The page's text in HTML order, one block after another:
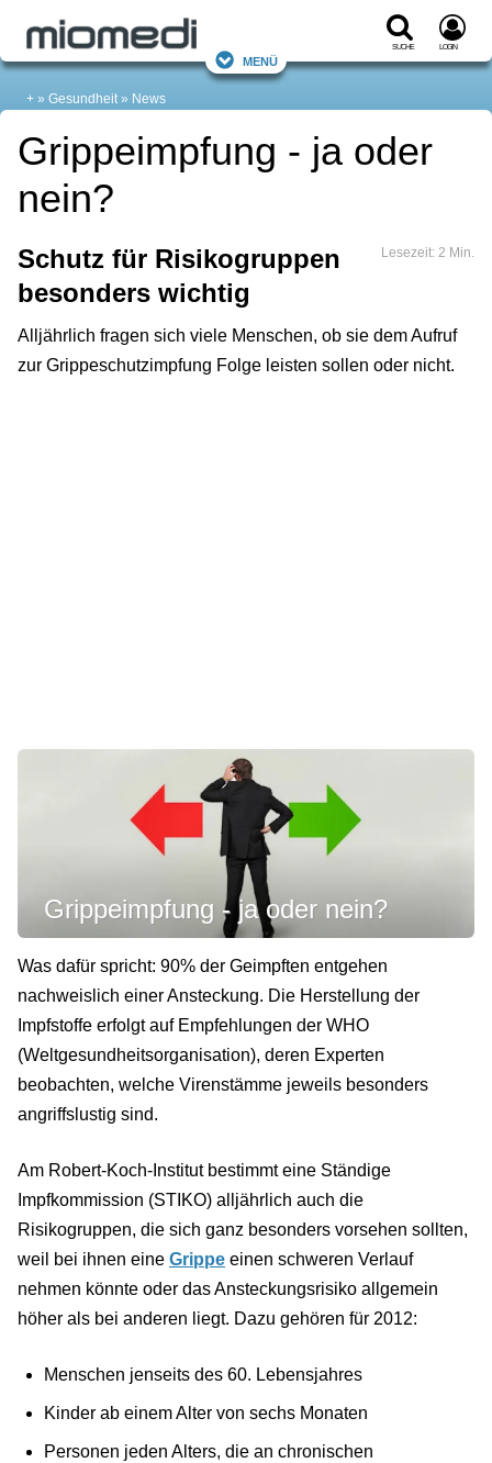
Suche Login
Menü
+ Gesundheit News
Grippeimpfung - ja oder
nein?
Lesezeit: 2 Min.
Schutz für Risikogruppen
besonders wichtig
Alljährlich fragen sich viele Menschen, ob sie dem Aufruf
zur Grippeschutzimpfung Folge leisten sollen oder nicht.
Grippeimpfung - ja oder nein?
Was dafür spricht: 90% der Geimpften entgehen
nachweislich einer Ansteckung. Die Herstellung der
Impfstoffe erfolgt auf Empfehlungen der WHO
(Weltgesundheitsorganisation), deren Experten
beobachten, welche Virenstämme jeweils besonders
angriffslustig sind.
Am Robert-Koch-Institut bestimmt eine Ständige
Impfkommission (STIKO) alljährlich auch die
Risikogruppen, die sich ganz besonders vorsehen sollten,
weil bei ihnen eine Grippe einen schweren Verlauf
nehmen könnte oder das Ansteckungsrisiko allgemein
höher als bei anderen liegt. Dazu gehören für 2012:
Menschen jenseits des 60. Lebensjahres
Kinder ab einem Alter von sechs Monaten
Personen jeden Alters, die an chronischen